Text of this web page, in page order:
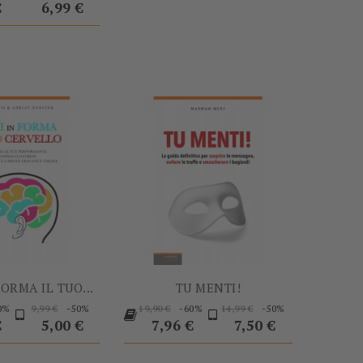
6,99 €
-60%
IL TUO...
Prezzo
base
9,99 € -50%
Prezzo
5,00 €
TU MENTI!
Prezzo
base
19,90 € -60%
Prezzo
7,96 €
Prezzo
base
14,99 € -50%
7,50 €